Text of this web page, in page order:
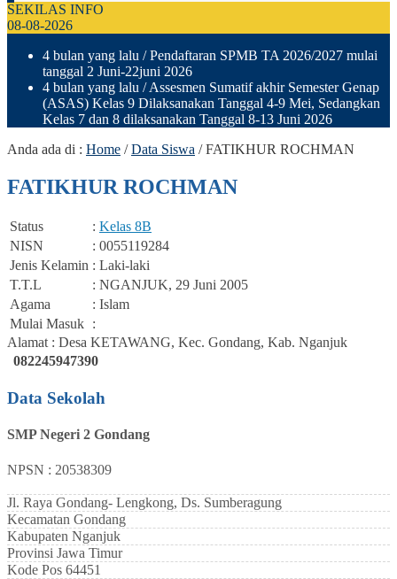
SEKILAS INFO
08-08-2026
4 bulan yang lalu / Pendaftaran SPMB TA 2026/2027 mulai
tanggal 2 Juni-22juni 2026
4 bulan yang lalu / Assesmen Sumatif akhir Semester Genap
(ASAS) Kelas 9 Dilaksanakan Tanggal 4-9 Mei, Sedangkan
Kelas 7 dan 8 dilaksanakan Tanggal 8-13 Juni 2026
Anda ada di : Home /Data Siswa /FATIKHUR ROCHMAN
FATIKHUR ROCHMAN
Status : Kelas 8B
NISN
: 0055119284
Jenis Kelamin : Laki-laki
T.T.L
: NGANJUK, 29 Juni 2005
Agama
: Islam
Mulai Masuk :
Alamat : Desa KETAWANG, Kec. Gondang, Kab. Nganjuk
082245947390
Data Sekolah
SMP Negeri 2 Gondang
NPSN : 20538309
Jl. Raya Gondang- Lengkong, Ds. Sumberagung
Kecamatan Gondang
Kabupaten Nganjuk
Provinsi Jawa Timur
Kode Pos 64451